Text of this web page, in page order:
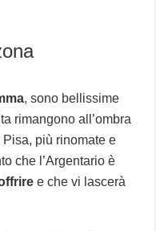
, sono bellissime
rimangono all’ombra
più rinomate e
che l’Argentario è
e che vi lascerà